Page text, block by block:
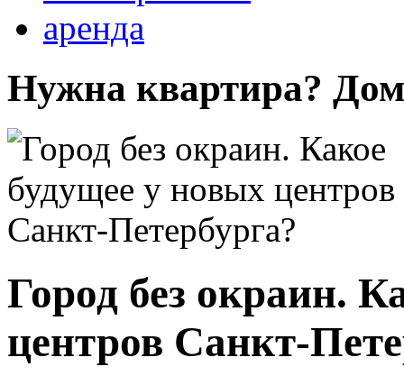
аренда
Нужна квартира?
Город без окраин.
центров Санкт-